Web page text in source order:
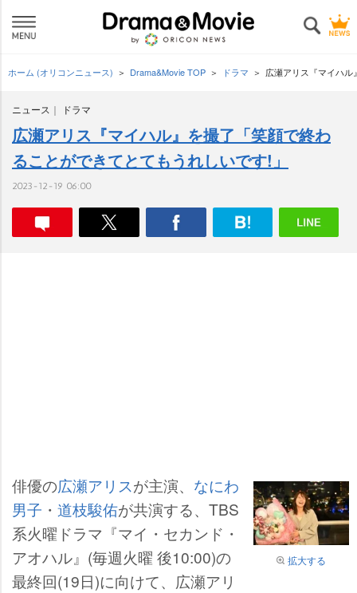
ホーム (オリコンニュース) Drama&Movie TOP ドラマ 広瀬アリス『マイハ
ニュース ドラマ
広瀬アリス『マイハル』を撮了「笑顔で終わ
ることができてとてもうれしいです!」
2023-12-19 06:00
拡大する
俳優の広瀬アリスが主演、 なにわ
男子 ・ 道枝駿佑が共演する、TBS
系火曜ドラマ『マイ・セカンド・
アオハル』(毎週火曜 後10:00)の
最終回(19日)に向けて、広瀬アリ